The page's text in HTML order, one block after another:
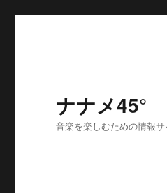
ナナメ45°
音楽を楽しむための情報サ